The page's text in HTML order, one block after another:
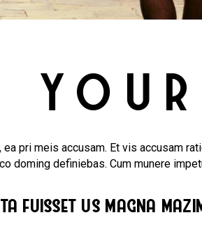
pri meis accusam. Et vis accusam
doming definiebas. Cum munere
fuisset us magna